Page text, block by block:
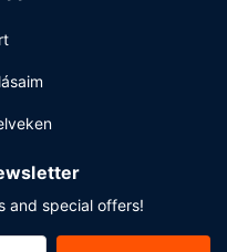
és 24 órában
Ez a(z) hotel 377
és
ingyenes egyéni
and special offers!